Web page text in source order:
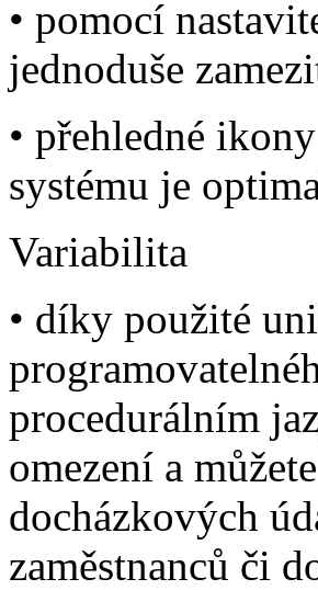
• pomocí
jednoduše
• přehledné
systému je
Variabilita
• díky použité
procedurálním
omezení a
docházkových
zaměstnanců či